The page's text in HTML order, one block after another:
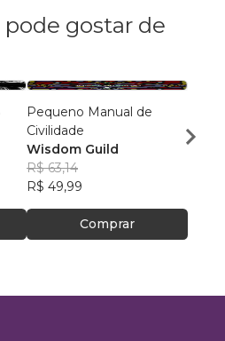
gostar de
Pequeno Manual de
Civilidade
Wisdom Guild
R$ 63,14
R$ 49,99
Comprar
R$